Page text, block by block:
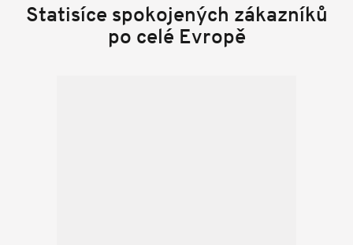
Statisíce spokojených zákazníků
po celé Evropě